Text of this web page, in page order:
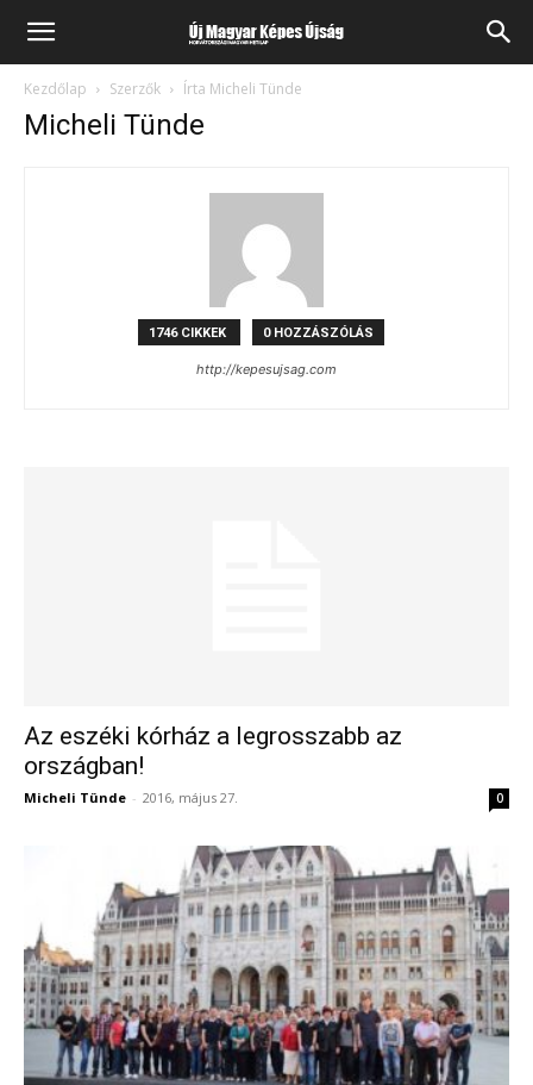
Kezdőlap Szerzők Írta Micheli Tünde
Micheli Tünde
1746 CIKKEK 0 HOZZÁSZÓLÁS
http://kepesujsag.com
Az eszéki kórház a legrosszabb az
országban!
Micheli Tünde - 2016, május 27. 0